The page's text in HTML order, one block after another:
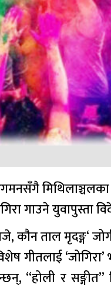
मिथिलाञ्चलका
गाउने युवापुस्ता
कौन ताल मृदङ्ग‘
गीतलाई
“होली र